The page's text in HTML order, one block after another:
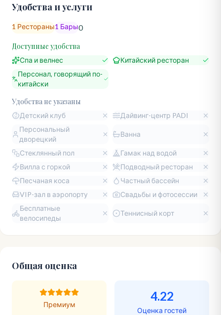
Удобства и услуги
1 Рестораны1 Бары0
Доступные удобства
Спа и велнес
Китайский ресторан
Персонал, говорящий по-
китайски
Удобства не указаны
Детский клуб
Дайвинг-центр PADI
Персональный
дворецкий
Ванна
Стеклянный пол
Гамак над водой
Вилла с горкой
Подводный ресторан
Песчаная коса
Частный бассейн
VIP-зал в аэропорту
Свадьбы и фотосессии
Бесплатные
велосипеды
Теннисный корт
Общая оценка
Премиум
4.22
Оценка гостей